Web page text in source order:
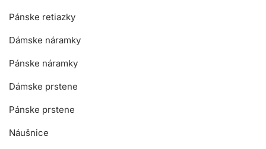
Pánske retiazky
Dámske náramky
Pánske náramky
Dámske prstene
Pánske prstene
Náušnice